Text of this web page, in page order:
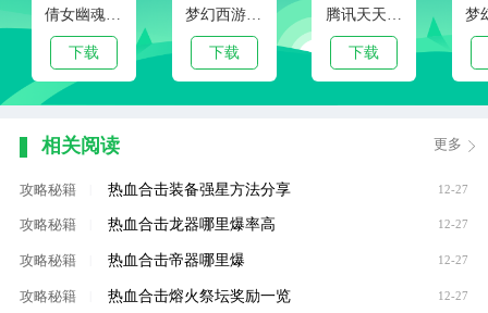
倩女幽魂手游官服版本
下载
梦幻西游手游客户端下载
下载
腾讯天天狼人杀官方安卓版
下载
相关阅读 更多
攻略秘籍 热血合击装备强星方法分享 12-27
攻略秘籍 热血合击龙器哪里爆率高 12-27
攻略秘籍 热血合击帝器哪里爆 12-27
攻略秘籍 热血合击熔火祭坛奖励一览 12-27